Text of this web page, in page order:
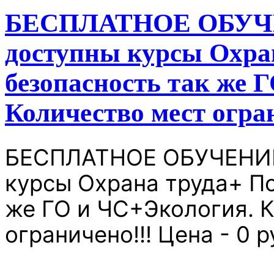
БЕСПЛАТНОЕ
доступны курсы
безопасность так
Количество мест
БЕСПЛАТНОЕ
курсы Охрана труда+
же ГО и ЧС+Экология.
ограничено!!! Цена - 0